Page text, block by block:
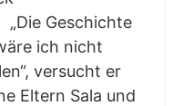
Geschich­te
ich nicht
ver­sucht er
Eltern Sala und